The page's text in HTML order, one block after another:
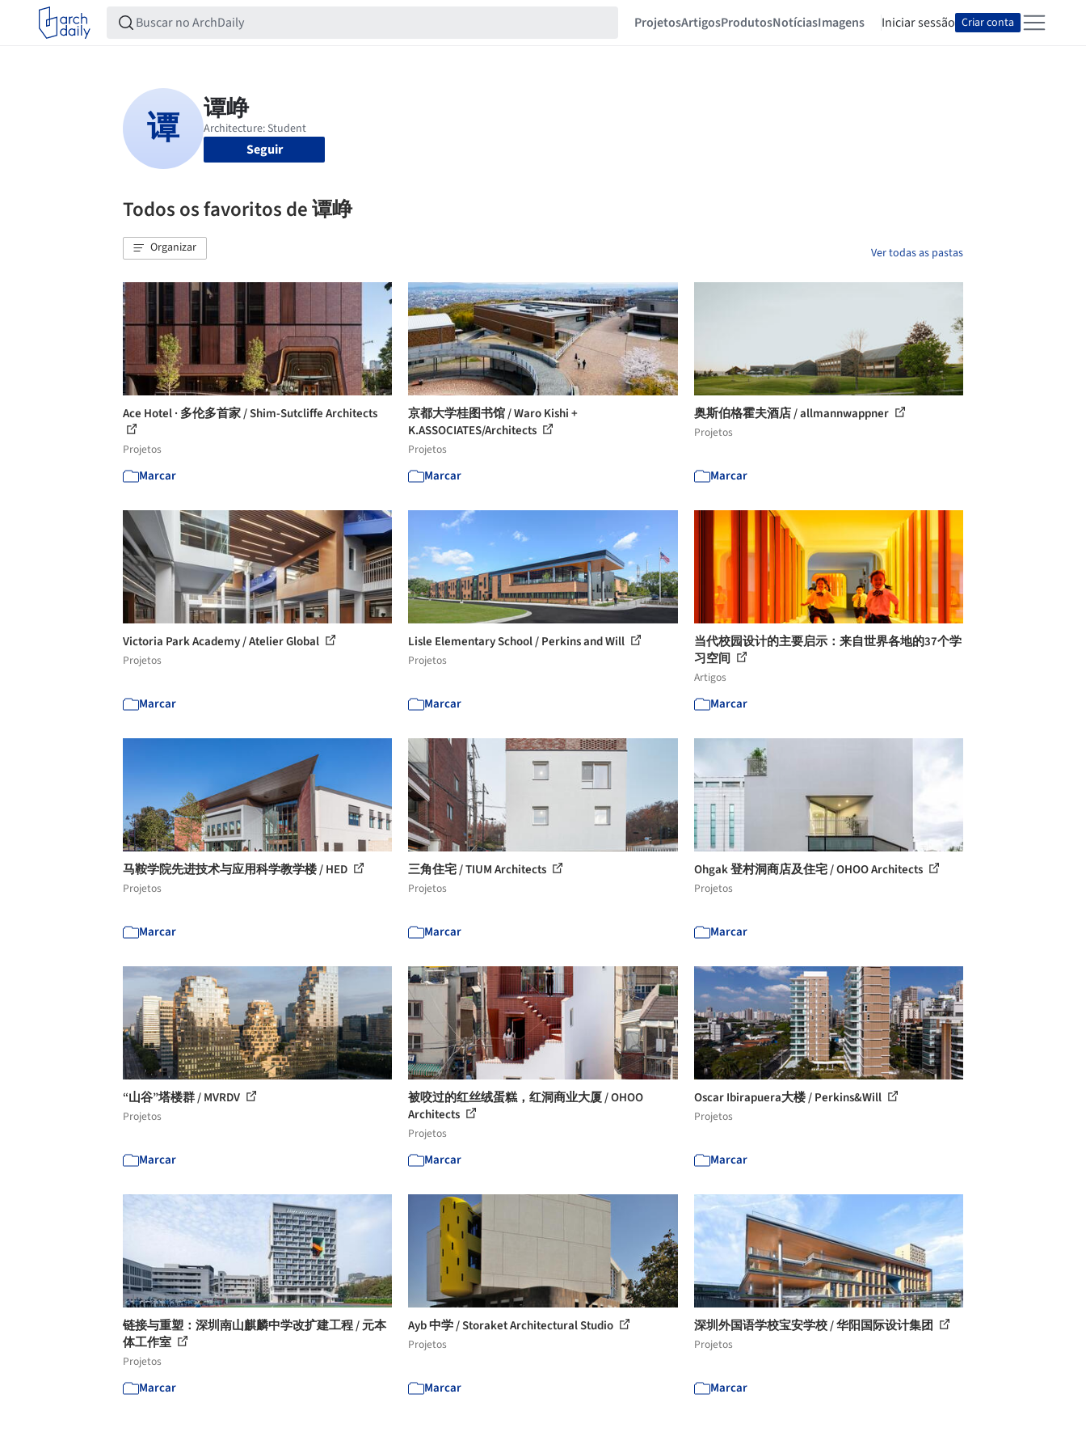
ProjetosArtigosProdutosNotíciasImagens Iniciar sessão Criar conta
Seguir
Todos os favoritos de 谭峥
Organizar Ver todas as pastas
Ace Hotel · 多伦多首家 / Shim-Sutcliffe Architects
Projetos
Marcar
京都大学桂图书馆 / Waro Kishi +
K.ASSOCIATES/Architects
Projetos
Marcar
奥斯伯格霍夫酒店 / allmannwappner
Projetos
Marcar
Victoria Park Academy / Atelier Global
Projetos
Marcar
Lisle Elementary School / Perkins and Will
Projetos
Marcar
当代校园设计的主要启示：来自世界各地的37个学
习空间
Artigos
Marcar
马鞍学院先进技术与应用科学教学楼 / HED
Projetos
Marcar
三角住宅 / TIUM Architects
Projetos
Marcar
Ohgak 登村洞商店及住宅 / OHOO Architects
Projetos
Marcar
“山谷”塔楼群 / MVRDV
Projetos
Marcar
被咬过的红丝绒蛋糕，红洞商业大厦 / OHOO
Architects
Projetos
Marcar
Oscar Ibirapuera大楼 / Perkins&Will
Projetos
Marcar
链接与重塑：深圳南山麒麟中学改扩建工程 / 元本
体工作室
Projetos
Marcar
Ayb 中学 / Storaket Architectural Studio
Projetos
Marcar
深圳外国语学校宝安学校 / 华阳国际设计集团
Projetos
Marcar